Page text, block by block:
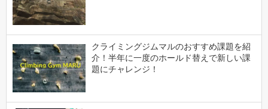
クライミングジムマルのおすすめ課題を紹
介！半年に一度のホールド替えで新しい課
題にチャレンジ！